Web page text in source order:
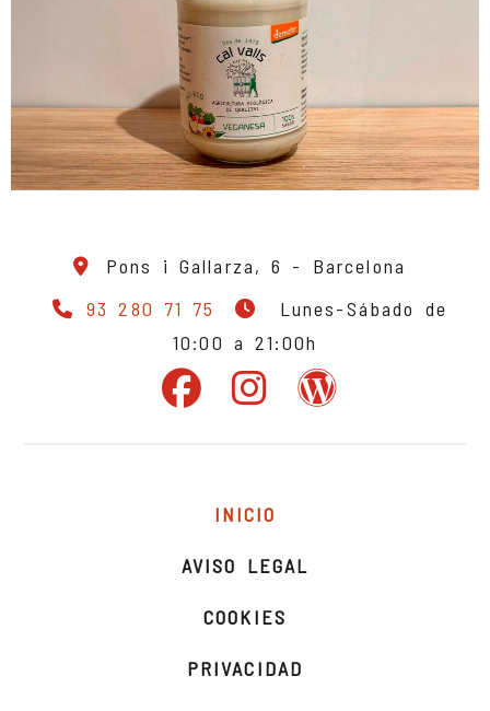
Pons i Gallarza, 6 - Barcelona
93 280 71 75
Lunes-Sábado de
10:00 a 21:00h
INICIO
AVISO LEGAL
COOKIES
PRIVACIDAD